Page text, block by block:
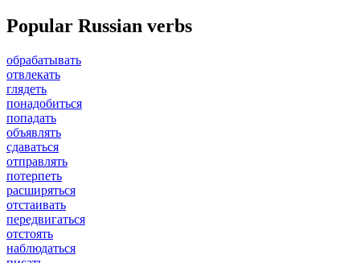
Popular Russian verbs
обрабатывать
отвлекать
глядеть
понадобиться
попадать
объявлять
сдаваться
отправлять
потерпеть
расширяться
отстаивать
передвигаться
отстоять
наблюдаться